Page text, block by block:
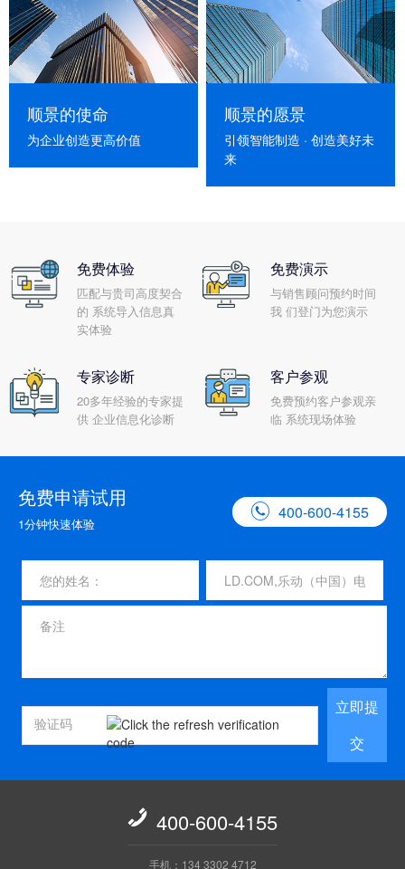
顺景的使命
为企业创造更高价值
顺景的愿景
引领智能制造 · 创造美好未
来
免费体验
匹配与贵司高度契合
的 系统导入信息真
实体验
免费演示
与销售顾问预约时间
我 们登门为您演示
专家诊断
20多年经验的专家提
供 企业信息化诊断
客户参观
免费预约客户参观亲
临 系统现场体验
免费申请试用
1分钟快速体验
 400-600-4155
立即提
交
 400-600-4155
手机：134 3302 4712